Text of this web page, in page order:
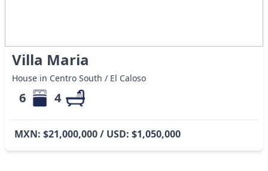
Villa Maria
House in Centro South / El Caloso
6 4
MXN: $21,000,000 / USD: $1,050,000